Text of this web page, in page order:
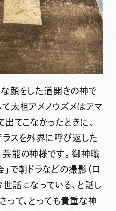
顔をした道開きの神で
太祖アメノウズメはアマ
てこなかったときに、
スを外界に呼び返した
芸能の神様です。御神職
で朝ドラなどの撮影（ロ
話になっている、と話し
って、とっても貴重な神